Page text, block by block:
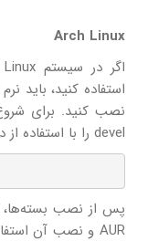
Arch Linux
devel را با استفاده از دستور Pacman نصب نمایید.